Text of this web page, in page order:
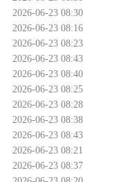
2026-06-23 08:30
2026-06-23 08:16
2026-06-23 08:23
2026-06-23 08:43
2026-06-23 08:40
2026-06-23 08:25
2026-06-23 08:28
2026-06-23 08:38
2026-06-23 08:43
2026-06-23 08:21
2026-06-23 08:37